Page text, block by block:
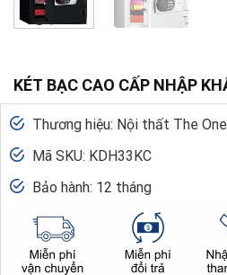
KÉT BẠC CAO CẤP NHẬP
Thương hiệu: Nội thất The One
Mã SKU: KDH33KC
Bảo hành: 12 tháng